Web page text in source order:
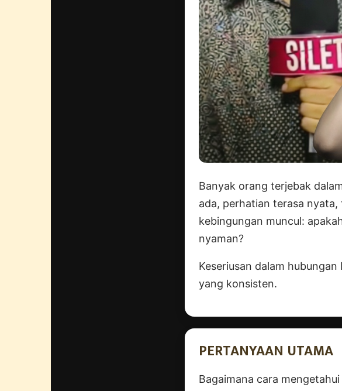
Banyak orang terjebak
ada, perhatian terasa
kebingungan muncul:
nyaman?
Keseriusan dalam
yang konsisten.
PERTANYAAN UTAMA
Bagaimana cara